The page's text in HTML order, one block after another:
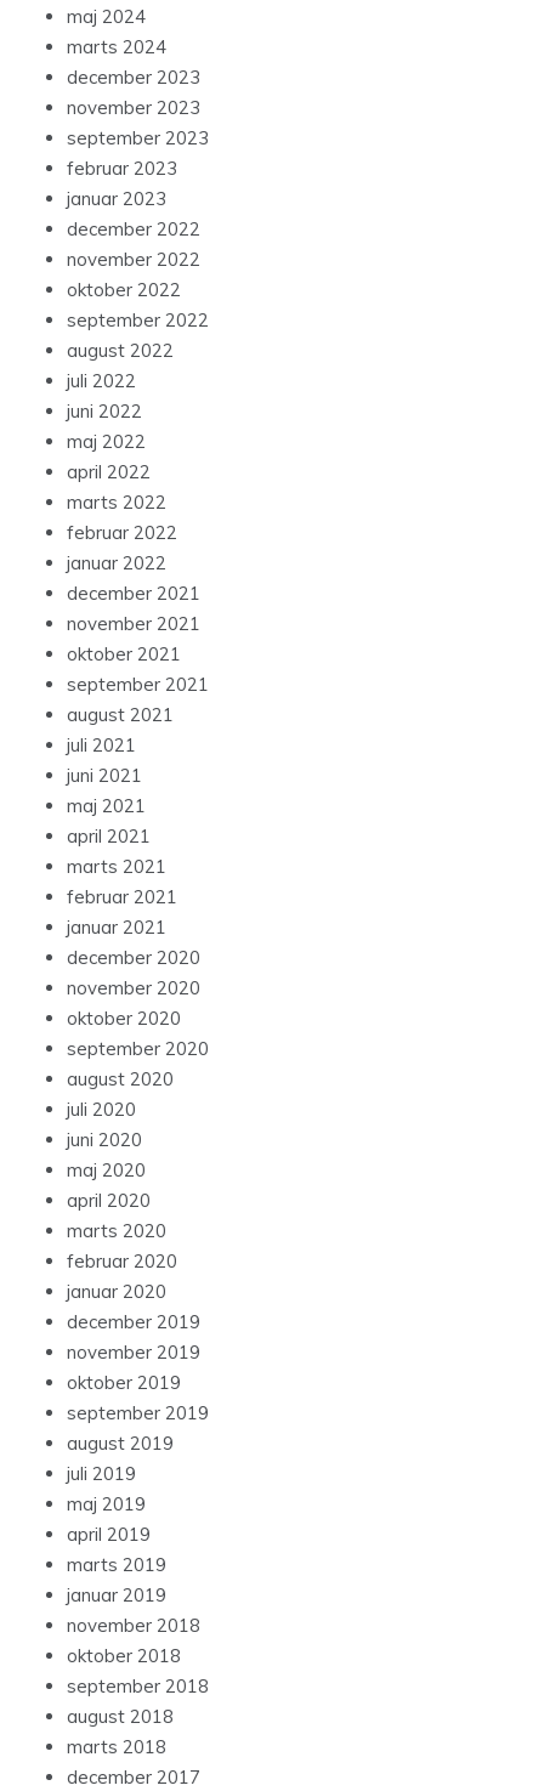
maj 2024
marts 2024
december 2023
november 2023
september 2023
februar 2023
januar 2023
december 2022
november 2022
oktober 2022
september 2022
august 2022
juli 2022
juni 2022
maj 2022
april 2022
marts 2022
februar 2022
januar 2022
december 2021
november 2021
oktober 2021
september 2021
august 2021
juli 2021
juni 2021
maj 2021
april 2021
marts 2021
februar 2021
januar 2021
december 2020
november 2020
oktober 2020
september 2020
august 2020
juli 2020
juni 2020
maj 2020
april 2020
marts 2020
februar 2020
januar 2020
december 2019
november 2019
oktober 2019
september 2019
august 2019
juli 2019
maj 2019
april 2019
marts 2019
januar 2019
november 2018
oktober 2018
september 2018
august 2018
marts 2018
december 2017